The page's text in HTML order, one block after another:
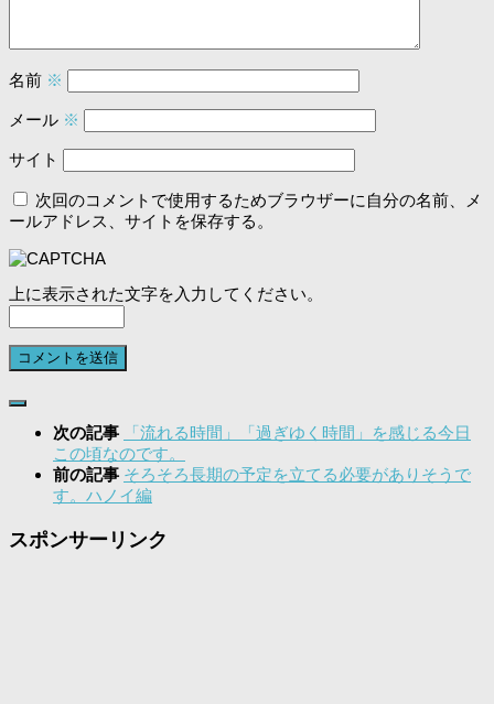
名前 ※
メール ※
サイト
次回のコメントで使用するためブラウザーに自分の名前、メ
ールアドレス、サイトを保存する。
上に表示された文字を入力してください。
次の記事
「流れる時間」「過ぎゆく時間」を感じる今日
この頃なのです。
前の記事 そろそろ長期の予定を立てる必要がありそうで
す。ハノイ編
スポンサーリンク